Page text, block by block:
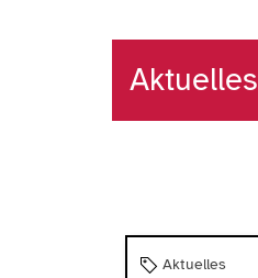
Aktuelles
Aktuelles